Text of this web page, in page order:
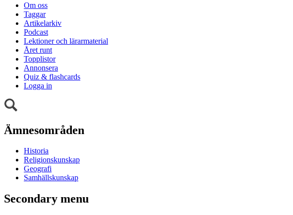
Om oss
Taggar
Artikelarkiv
Podcast
Lektioner och lärarmaterial
Året runt
Topplistor
Annonsera
Quiz & flashcards
Logga in
Ämnesområden
Historia
Religionskunskap
Geografi
Samhällskunskap
Secondary menu